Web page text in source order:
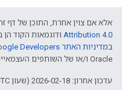
אלא אם צוין אחרת, התוכן של דף
Attribution 4.0 ודוגמאות הקוד הן
במדיניות האתר Google Developers‏
Oracle ו/או של השותפים העצמאיים שלה.
עדכון אחרון: 2026-02-18 (שעון UTC).